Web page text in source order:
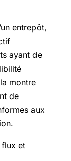
entrepôt,
ayant de
montre
de
aux
flux et